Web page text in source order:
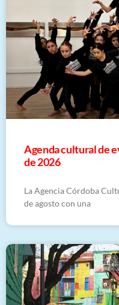
​Agenda cultural de
de 2026
La Agencia Córdoba
de agosto con una